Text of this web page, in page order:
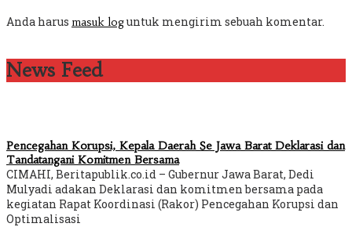
Anda harus masuk loguntuk mengirim sebuah komentar.
News Feed
Pencegahan Korupsi, Kepala Daerah Se Jawa Barat Deklarasi dan
Tandatangani Komitmen Bersama
CIMAHI, Beritapublik.co.id – Gubernur Jawa Barat, Dedi
Mulyadi adakan Deklarasi dan komitmen bersama pada
kegiatan Rapat Koordinasi (Rakor) Pencegahan Korupsi dan
Optimalisasi